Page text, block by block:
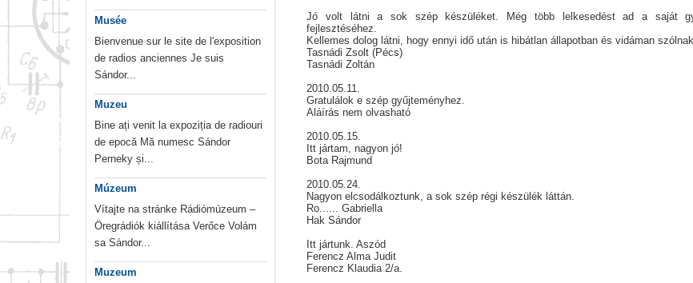
Musée
Bienvenue sur le site de l'exposition
de radios anciennes Je suis
Sándor...
Muzeu
Bine ați venit la expoziția de radiouri
de epocă Mă numesc Sándor
Perneky și...
Múzeum
Vítajte na stránke Rádiómúzeum –
Öregrádiók kiállítása Verőce Volám
sa Sándor...
Muzeum
Jó volt látni a sok szép készüléket. Még több lelkesedést ad a saját
fejlesztéséhez.
Kellemes dolog látni, hogy ennyi idő után is hibátlan állapotban és vidáman
Tasnádi Zsolt (Pécs)
Tasnádi Zoltán
2010.05.11.
Gratulálok e szép gyűjteményhez.
Aláírás nem olvasható
2010.05.15.
Itt jártam, nagyon jó!
Bota Rajmund
2010.05.24.
Nagyon elcsodálkoztunk, a sok szép régi készülék láttán.
Ro...... Gabriella
Hak Sándor
Itt jártunk. Aszód
Ferencz Alma Judit
Ferencz Klaudia 2/a.